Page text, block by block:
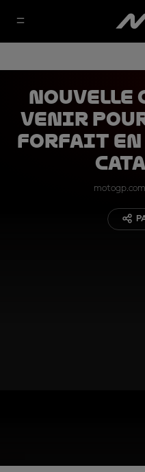
Nouvelle
venir
forfait en
motogp.com